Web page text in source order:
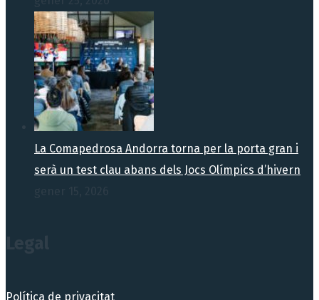
La Comapedrosa Andorra torna per la porta gran i
serà un test clau abans dels Jocs Olímpics d’hivern
Política de privacitat